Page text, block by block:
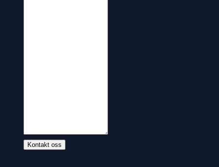
Kontakt oss